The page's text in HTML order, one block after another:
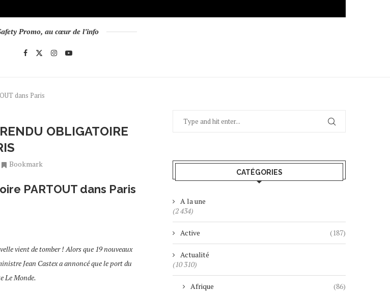
Promo, au cœur de l’info
dans Paris
OBLIGATOIRE
Bookmark
PARTOUT dans Paris
vient de tomber ! Alors que 19 nouveaux
Jean Castex a annoncé que le port du
Le Monde.
CATÉGORIES
A la une
(2 434)
Active (187)
Actualité
(10 310)
Afrique (86)